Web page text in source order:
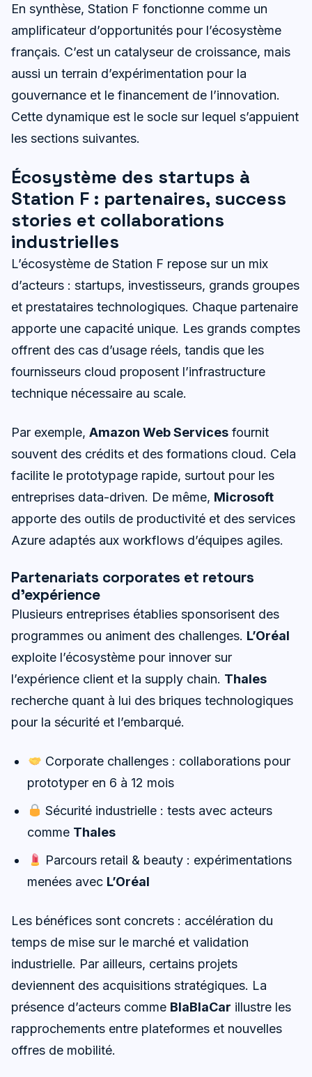
En synthèse, Station F fonctionne comme un
amplificateur d’opportunités pour l’écosystème
français. C’est un catalyseur de croissance, mais
aussi un terrain d’expérimentation pour la
gouvernance et le financement de l’innovation.
Cette dynamique est le socle sur lequel s’appuient
les sections suivantes.
Écosystème des startups à
Station F : partenaires, success
stories et collaborations
industrielles
L’écosystème de Station F repose sur un mix
d’acteurs : startups, investisseurs, grands groupes
et prestataires technologiques. Chaque partenaire
apporte une capacité unique. Les grands comptes
offrent des cas d’usage réels, tandis que les
fournisseurs cloud proposent l’infrastructure
technique nécessaire au scale.
Par exemple, Amazon Web Services fournit
souvent des crédits et des formations cloud. Cela
facilite le prototypage rapide, surtout pour les
entreprises data-driven. De même, Microsoft
apporte des outils de productivité et des services
Azure adaptés aux workflows d’équipes agiles.
Partenariats corporates et retours
d’expérience
Plusieurs entreprises établies sponsorisent des
programmes ou animent des challenges. L’Oréal
exploite l’écosystème pour innover sur
l’expérience client et la supply chain. Thales
recherche quant à lui des briques technologiques
pour la sécurité et l’embarqué.
Corporate challenges : collaborations pour
prototyper en 6 à 12 mois
Sécurité industrielle : tests avec acteurs
comme Thales
Parcours retail & beauty : expérimentations
menées avec L’Oréal
Les bénéfices sont concrets : accélération du
temps de mise sur le marché et validation
industrielle. Par ailleurs, certains projets
deviennent des acquisitions stratégiques. La
présence d’acteurs comme BlaBlaCar illustre les
rapprochements entre plateformes et nouvelles
offres de mobilité.